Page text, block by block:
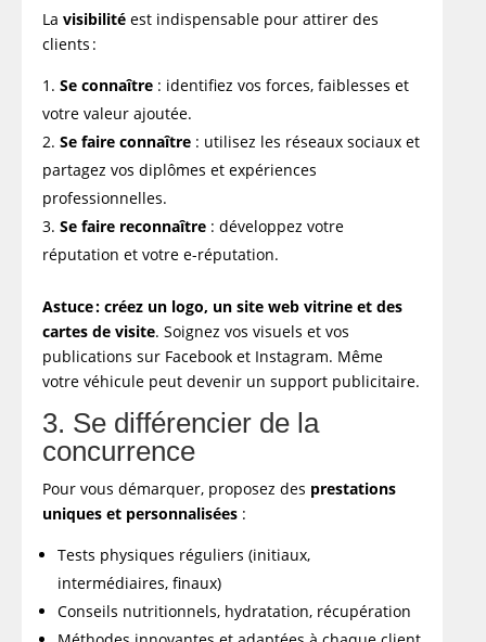
Lavisibilité est indispensable pour attirer des
clients :
Se connaître : identifiez vos forces, faiblesses et
votre valeur ajoutée.
Se faire connaître : utilisez les réseaux sociaux et
partagez vos diplômes et expériences
professionnelles.
Se faire reconnaître : développez votre
réputation et votre e-réputation.
Astuce : créez un logo, un site web vitrine et des
cartes de visite. Soignez vos visuels et vos
publications sur Facebook et Instagram. Même
votre véhicule peut devenir un support publicitaire.
3. Se différencier de la
concurrence
Pour vous démarquer, proposez des prestations
uniques et personnalisées :
Tests physiques réguliers (initiaux,
intermédiaires, finaux)
Conseils nutritionnels, hydratation, récupération